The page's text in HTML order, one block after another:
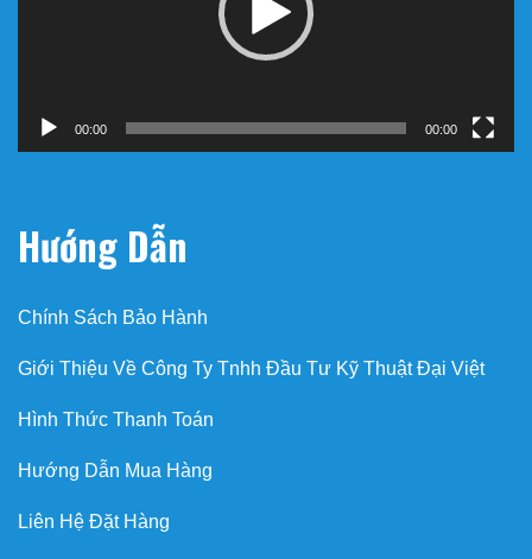
00:00 00:00
Hướng Dẫn
Chính Sách Bảo Hành
Giới Thiệu Về Công Ty Tnhh Đầu Tư Kỹ Thuật Đại Việt
Hình Thức Thanh Toán
Hướng Dẫn Mua Hàng
Liên Hệ Đặt Hàng